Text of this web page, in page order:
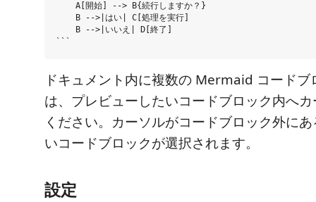
    A[開始] --> B{続行しますか？}
    B -->|はい| C[処理を実行]
    B -->|いいえ| D[終了]
ドキュメント内に複数の Mermaid コードブ
は、プレビューしたいコードブロック内へ
ください。カーソルがコードブロック外に
いコードブロックが選択されます。
設定